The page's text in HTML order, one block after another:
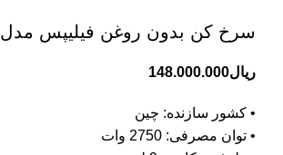
سرخ کن بدون روغن فیلیپس مدل NA350/00
ریال148.000.000
• کشور سازنده: چین
• توان مصرفی: 2750 وات